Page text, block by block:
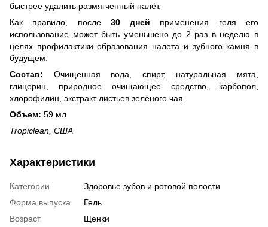
быстрее удалить размягченный налёт.
Как правило, после 30 дней применения геля его
использование может быть уменьшено до 2 раз в неделю в
целях профилактики образования налета и зубного камня в
будущем.
Состав: Очищенная вода, спирт, натуральная мята,
глицерин, природное очищающее средство, карбопол,
хлорофилин, экстракт листьев зелёного чая.
Объем: 59 мл
Tropiclean, США
Характеристики
Категории
Здоровье зубов и ротовой полости
Форма выпуска
Гель
Возраст
Щенки